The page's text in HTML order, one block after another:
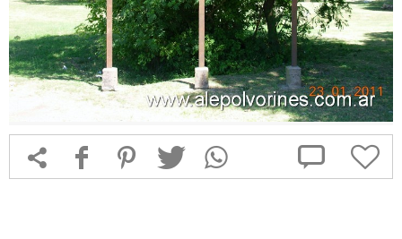
 f 1 T  